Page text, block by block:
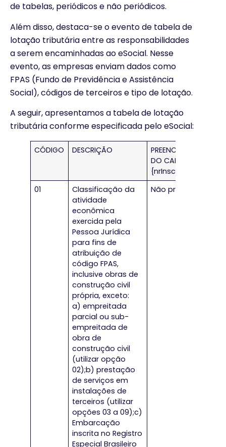
de tabelas, periódicos e não periódicos.
Além disso, destaca-se o evento de tabela de
lotação tributária entre as responsabilidades
a serem encaminhadas ao eSocial. Nesse
evento, as empresas enviam dados como
FPAS (Fundo de Previdência e Assistência
Social), códigos de terceiros e tipo de lotação.
A seguir, apresentamos a tabela de lotação
tributária conforme especificada pelo eSocial:
CÓDIGO DESCRIÇÃO
PREENCHIMENTO
DO CAMPO
{nrInsc}
01
Classificação da
atividade
econômica
exercida pela
Pessoa Jurídica
para fins de
atribuição de
código FPAS,
inclusive obras de
construção civil
própria, exceto:
a) empreitada
parcial ou sub-
empreitada de
obra de
construção civil
(utilizar opção
02);b) prestação
de serviços em
instalações de
terceiros (utilizar
opções 03 a 09);c)
Embarcação
inscrita no Registro
Especial Brasileiro
Não preencher